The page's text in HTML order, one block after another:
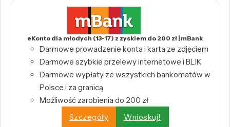
eKonto dla młodych (13-17) z zyskiem do 200 zł | mBank
Darmowe prowadzenie konta i karta ze zdjęciem
Darmowe szybkie przelewy internetowe i BLIK
Darmowe wypłaty ze wszystkich bankomatów w
Polsce i za granicą
Możliwość zarobienia do 200 zł
Szczegóły
Wnioskuj!